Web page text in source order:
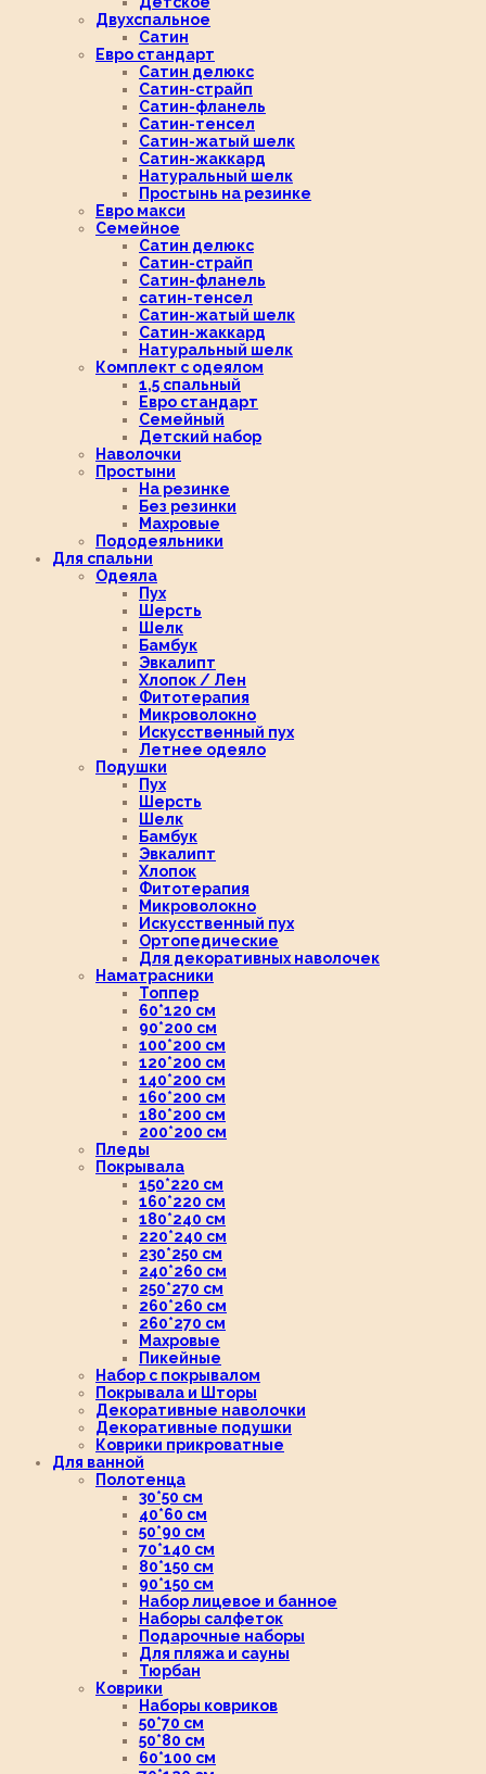
Двухспальное
Сатин
Евро стандарт
Сатин делюкс
Сатин-страйп
Сатин-фланель
Сатин-тенсел
Сатин-жатый шелк
Сатин-жаккард
Натуральный шелк
Простынь на резинке
Евро макси
Семейное
Сатин делюкс
Сатин-страйп
Сатин-фланель
сатин-тенсел
Сатин-жатый шелк
Сатин-жаккард
Натуральный шелк
Комплект с одеялом
1,5 спальный
Евро стандарт
Семейный
Детский набор
Наволочки
Простыни
На резинке
Без резинки
Махровые
Пододеяльники
Для спальни
Одеяла
Пух
Шерсть
Шелк
Бамбук
Эвкалипт
Хлопок / Лен
Фитотерапия
Микроволокно
Искусственный пух
Летнее одеяло
Подушки
Пух
Шерсть
Шелк
Бамбук
Эвкалипт
Хлопок
Фитотерапия
Микроволокно
Искусственный пух
Ортопедические
Для декоративных наволочек
Наматрасники
Топпер
60*120 см
90*200 см
100*200 см
120*200 см
140*200 см
160*200 см
180*200 см
200*200 см
Пледы
Покрывала
150*220 см
160*220 см
180*240 см
220*240 см
230*250 см
240*260 см
250*270 см
260*260 см
260*270 см
Махровые
Пикейные
Набор с покрывалом
Покрывала и Шторы
Декоративные наволочки
Декоративные подушки
Коврики прикроватные
Для ванной
Полотенца
30*50 см
40*60 см
50*90 см
70*140 см
80*150 см
90*150 см
Набор лицевое и банное
Наборы салфеток
Подарочные наборы
Для пляжа и сауны
Тюрбан
Коврики
Наборы ковриков
50*70 см
50*80 см
60*100 см